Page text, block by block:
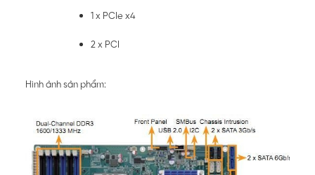
1 x PCIe x4
2 x PCI
Hình ảnh sản phẩm: